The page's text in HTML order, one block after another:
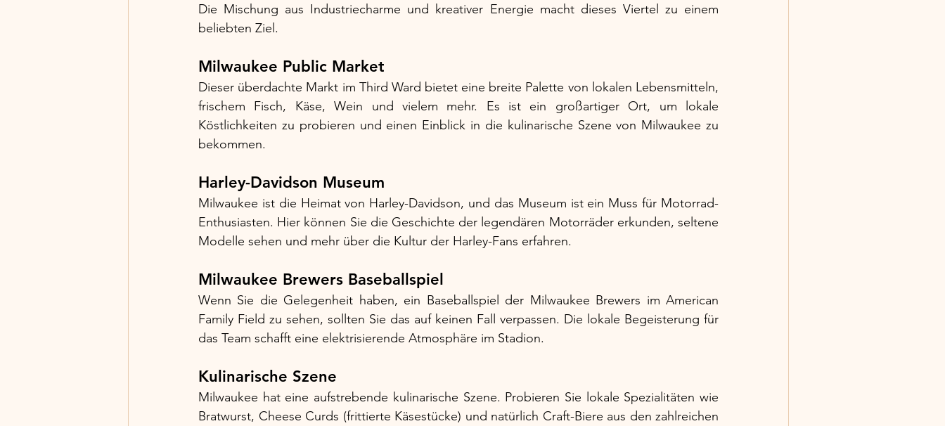
Die Mischung aus Industriecharme und kreativer Energie macht dieses Viertel zu einem
beliebten Ziel.
Milwaukee Public Market
Dieser überdachte Markt im Third Ward bietet eine breite Palette von lokalen Lebensmitteln,
frischem Fisch, Käse, Wein und vielem mehr. Es ist ein großartiger Ort, um lokale
Köstlichkeiten zu probieren und einen Einblick in die kulinarische Szene von Milwaukee zu
bekommen.
Harley-Davidson Museum
Milwaukee ist die Heimat von Harley-Davidson, und das Museum ist ein Muss für Motorrad-
Enthusiasten. Hier können Sie die Geschichte der legendären Motorräder erkunden, seltene
Modelle sehen und mehr über die Kultur der Harley-Fans erfahren.
Milwaukee Brewers Baseballspiel
Wenn Sie die Gelegenheit haben, ein Baseballspiel der Milwaukee Brewers im American
Family Field zu sehen, sollten Sie das auf keinen Fall verpassen. Die lokale Begeisterung für
das Team schafft eine elektrisierende Atmosphäre im Stadion.
Kulinarische Szene
Milwaukee hat eine aufstrebende kulinarische Szene. Probieren Sie lokale Spezialitäten wie
Bratwurst, Cheese Curds (frittierte Käsestücke) und natürlich Craft-Biere aus den zahlreichen